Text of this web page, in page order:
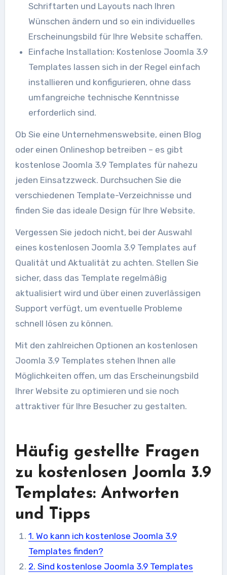
Schriftarten und Layouts nach Ihren
Wünschen ändern und so ein individuelles
Erscheinungsbild für Ihre Website schaffen.
Einfache Installation: Kostenlose Joomla 3.9
Templates lassen sich in der Regel einfach
installieren und konfigurieren, ohne dass
umfangreiche technische Kenntnisse
erforderlich sind.
Ob Sie eine Unternehmenswebsite, einen Blog
oder einen Onlineshop betreiben – es gibt
kostenlose Joomla 3.9 Templates für nahezu
jeden Einsatzzweck. Durchsuchen Sie die
verschiedenen Template-Verzeichnisse und
finden Sie das ideale Design für Ihre Website.
Vergessen Sie jedoch nicht, bei der Auswahl
eines kostenlosen Joomla 3.9 Templates auf
Qualität und Aktualität zu achten. Stellen Sie
sicher, dass das Template regelmäßig
aktualisiert wird und über einen zuverlässigen
Support verfügt, um eventuelle Probleme
schnell lösen zu können.
Mit den zahlreichen Optionen an kostenlosen
Joomla 3.9 Templates stehen Ihnen alle
Möglichkeiten offen, um das Erscheinungsbild
Ihrer Website zu optimieren und sie noch
attraktiver für Ihre Besucher zu gestalten.
Häufig gestellte Fragen
zu kostenlosen Joomla 3.9
Templates: Antworten
und Tipps
1. Wo kann ich kostenlose Joomla 3.9
Templates finden?
2. Sind kostenlose Joomla 3.9 Templates